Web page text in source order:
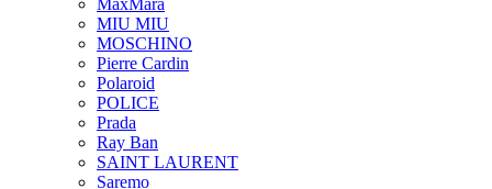
MaxMara
MIU MIU
MOSCHINO
Pierre Cardin
Polaroid
POLICE
Prada
Ray Ban
SAINT LAURENT
Saremo